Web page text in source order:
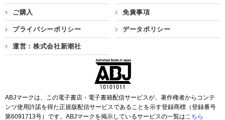
ご購入 免責事項
プライバシーポリシー データポリシー
運営：株式会社新潮社
ABJマークは、この電子書店・電子書籍配信サービスが、著作権者からコンテ
ンツ使用許諾を得た正規版配信サービスであることを示す登録商標（登録番号
第6091713号）です。ABJマークを掲示しているサービスの一覧は こちら